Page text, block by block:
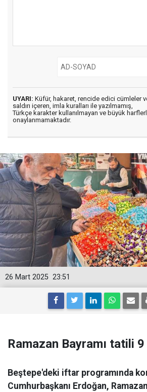
UYARI: Küfür, hakaret, rencide edici cümleler
saldırı içeren, imla kuralları ile yazılmamış,
Türkçe karakter kullanılmayan ve büyük
onaylanmamaktadır.
23:51
26 Mart 2025
Ramazan Bayramı tatili
Beştepe'deki iftar programında
Cumhurbaşkanı Erdoğan,